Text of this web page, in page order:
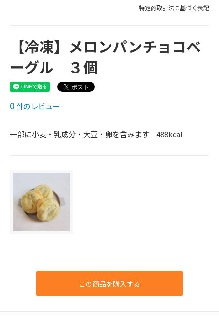
特定商取引法に基づく表記
【冷凍】メロンパンチョコベ
ーグル ３個
0 件のレビュー
一部に小麦・乳成分・大豆・卵を含みます 488kcal
この商品を購入する